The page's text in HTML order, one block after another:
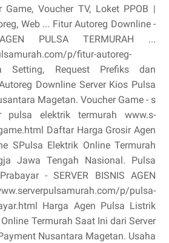
Game, Voucher TV, Loket PPOB |
Web ... Fitur Autoreg Downline -
PULSA TERMURAH ...
p/fitur-autoreg-
Setting, Request Prefiks dan
Downline Server Kios Pulsa
Magetan. Voucher Game - s
pulsa elektrik termurah www.s-
Daftar Harga Grosir Agen
SPulsa Elektrik Online Termurah
Jawa Tengah Nasional. Pulsa
- SERVER BISNIS AGEN
p/pulsa-
Harga Agen Pulsa Listrik
Termurah Saat Ini dari Server
Nusantara Magetan. Usaha